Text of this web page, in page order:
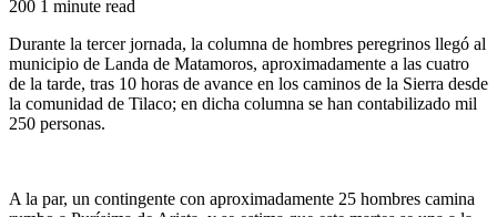
an
200 1 minute read
Durante la tercer jornada, la columna de hombres peregrinos llegó al
municipio de Landa de Matamoros, aproximadamente a las cuatro
de la tarde, tras 10 horas de avance en los caminos de la Sierra desde
la comunidad de Tilaco; en dicha columna se han contabilizado mil
250 personas.
A la par, un contingente con aproximadamente 25 hombres camina